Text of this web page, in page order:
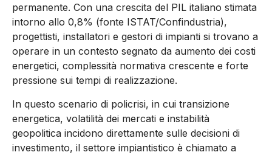
permanente. Con una crescita del PIL italiano stimata
intorno allo 0,8% (fonte ISTAT/Confindustria),
progettisti, installatori e gestori di impianti si trovano a
operare in un contesto segnato da aumento dei costi
energetici, complessità normativa crescente e forte
pressione sui tempi di realizzazione.
In questo scenario di policrisi, in cui transizione
energetica, volatilità dei mercati e instabilità
geopolitica incidono direttamente sulle decisioni di
investimento, il settore impiantistico è chiamato a